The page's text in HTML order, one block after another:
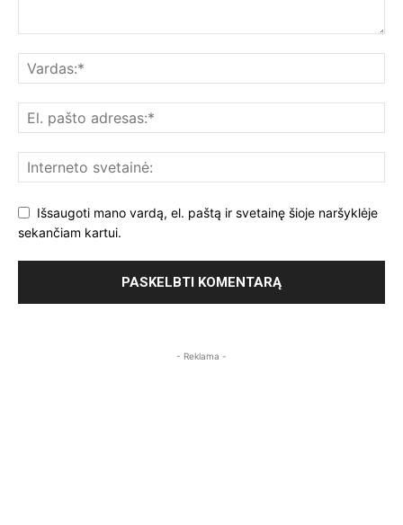
Išsaugoti mano vardą, el. paštą ir svetainę šioje naršyklėje
sekančiam kartui.
- Reklama -